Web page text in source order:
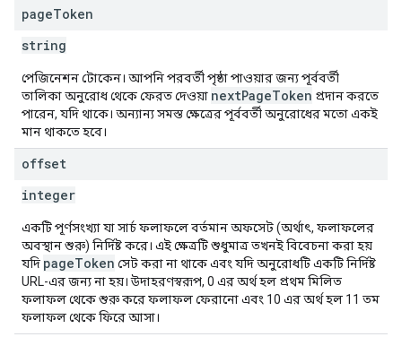
pageToken
string
পেজিনেশন টোকেন। আপনি পরবর্তী পৃষ্ঠা পাওয়ার জন্য পূর্ববর্তী
তালিকা অনুরোধ থেকে ফেরত দেওয়া nextPageToken প্রদান করতে
পারেন, যদি থাকে। অন্যান্য সমস্ত ক্ষেত্রের পূর্ববর্তী অনুরোধের মতো একই
মান থাকতে হবে।
offset
integer
একটি পূর্ণসংখ্যা যা সার্চ ফলাফলে বর্তমান অফসেট (অর্থাৎ, ফলাফলের
অবস্থান শুরু) নির্দিষ্ট করে। এই ক্ষেত্রটি শুধুমাত্র তখনই বিবেচনা করা হয়
যদি pageToken সেট করা না থাকে এবং যদি অনুরোধটি একটি নির্দিষ্ট
URL-এর জন্য না হয়। উদাহরণস্বরূপ, 0 এর অর্থ হল প্রথম মিলিত
ফলাফল থেকে শুরু করে ফলাফল ফেরানো এবং 10 এর অর্থ হল 11 তম
ফলাফল থেকে ফিরে আসা।